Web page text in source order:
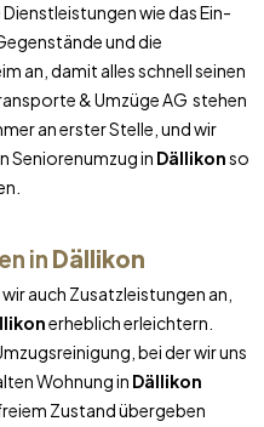
wie das Ein-
und die
an, damit alles schnell seinen
& Umzüge AG stehen
an erster Stelle, und wir
Seniorenumzug in Dällikonso
in Dällikon
auch Zusatzleistungen an,
erheblich erleichtern.
bei der wir uns
Wohnung in Dällikon
Zustand übergeben